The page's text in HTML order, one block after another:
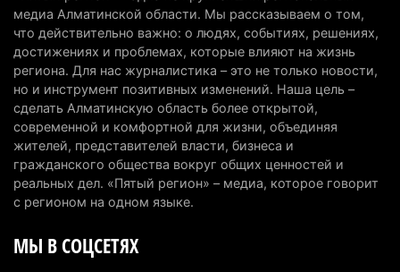
6 августа 2026 г. 12:12
Первый раз с ИИ в первый класс: казахстанских
первоклассников начнут учить искусственному
интеллекту
6 августа 2026 г. 10:47
Казахстанцы назвали доход, при котором не
считают себя бедными
6 августа 2026 г. 09:52
Пожар в Аксайском ущелье под Алматы
полностью ликвидирован спустя три дня
медиа Алматинской области. Мы рассказываем о том,
что действительно важно: о людях, событиях, решениях,
достижениях и проблемах, которые влияют на жизнь
региона. Для нас журналистика – это не только новости,
но и инструмент позитивных изменений. Наша цель –
сделать Алматинскую область более открытой,
современной и комфортной для жизни, объединяя
жителей, представителей власти, бизнеса и
гражданского общества вокруг общих ценностей и
реальных дел. «Пятый регион» – медиа, которое говорит
с регионом на одном языке.
МЫ В СОЦСЕТЯХ